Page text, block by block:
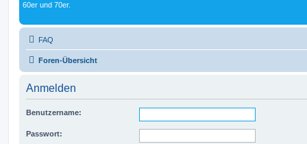
60er und 70er.
FAQ
Foren-Übersicht
Anmelden
Benutzername:
Passwort: